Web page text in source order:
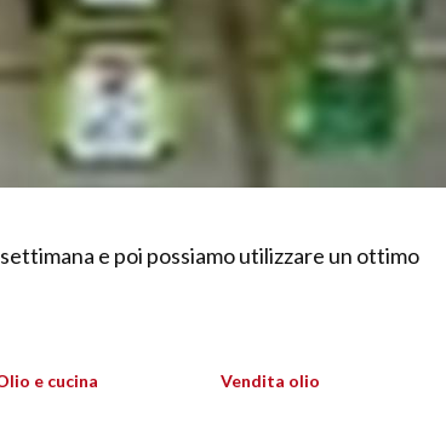
e poi possiamo utilizzare un ottimo
e cucina Vendita olio